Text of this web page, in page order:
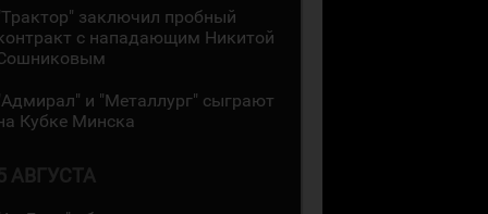
заключил пробный
с нападающим Никитой
и "Металлург" сыграют
Кубке Минска
АВГУСТА